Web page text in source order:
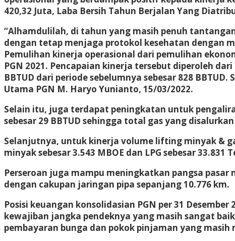
420,32 Juta, Laba Bersih Tahun Berjalan Yang
“Alhamdulilah, di tahun yang masih penuh
dengan tetap menjaga protokol kesehatan dengan
Pemulihan kinerja operasional dari pemulihan
PGN 2021. Pencapaian kinerja tersebut diperoleh
BBTUD dari periode sebelumnya sebesar 828
Utama PGN M. Haryo Yunianto, 15/03/2022.
Selain itu, juga terdapat peningkatan untuk
sebesar 29 BBTUD sehingga total gas yang
Selanjutnya, untuk kinerja volume lifting minyak &
minyak sebesar 3.543 MBOE dan LPG sebesar 33.831
Perseroan juga mampu meningkatkan pangsa
dengan cakupan jaringan pipa sepanjang 10.776 km.
Posisi keuangan konsolidasian PGN per 31
kewajiban jangka pendeknya yang masih sangat
pembayaran bunga dan pokok pinjaman yang masih